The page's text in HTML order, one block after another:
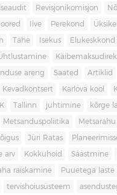
Revisjonikomisjon
Iive Perekond
Tahe Isekus Elukeskkond
areng Saated Artiklid
Kevadkontsert Karlova kool
Tallinn juhtimine kõrge
Metsanduspoliitika
Jüri Ratas
arv Kokkuhoid Säästmine
raiskamine Puuetega laste
tervishoiusüsteem